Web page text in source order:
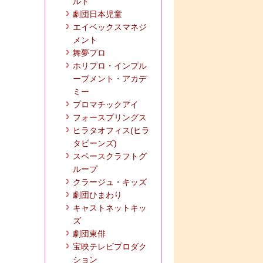
劇団日本児童
エイベックスマネジ
メント
舞夢プロ
ホリプロ・インプル
ーブメント・アカデ
ミー
プロマチックアイ
フォースプリングス
ヒラタオフィス(ヒラ
タビーンズ)
スペースクラフトグ
ループ
クラージュ・キッズ
劇団ひまわり
キャストネットキッ
ズ
劇団東俳
宝映テレビプロダク
ション